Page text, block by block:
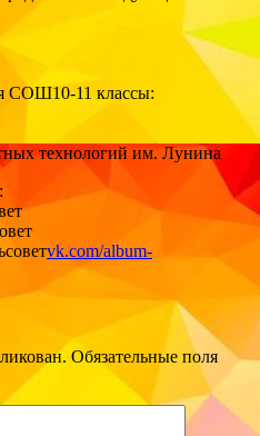
СОШ10-11 классы:
технологий им. Лунина
vk.com/album-
Обязательные поля